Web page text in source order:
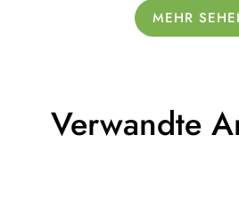
MEHR
Verwandte